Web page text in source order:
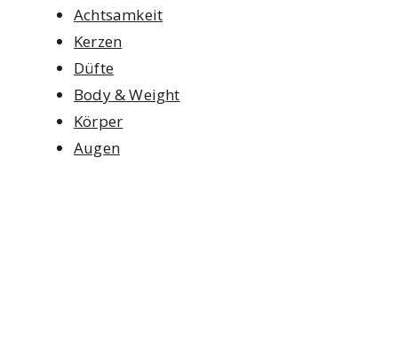
Achtsamkeit
Kerzen
Düfte
Body & Weight
Körper
Augen